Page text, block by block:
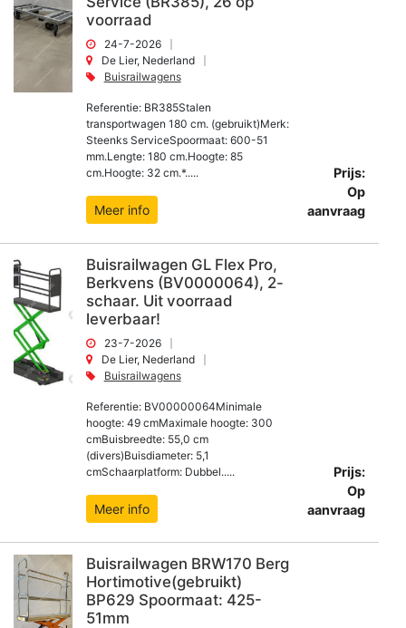
voorraad
24-7-2026
De Lier, Nederland
Buisrailwagens
Referentie: BR385Stalen
transportwagen 180 cm. (gebruikt)Merk:
Steenks ServiceSpoormaat: 600-51
mm.Lengte: 180 cm.Hoogte: 85
cm.Hoogte: 32 cm.*.....
Meer info
Prijs:
Op
aanvraag
Buisrailwagen GL Flex Pro,
Berkvens (BV0000064), 2-
schaar. Uit voorraad
leverbaar!
23-7-2026
De Lier, Nederland
Buisrailwagens
Referentie: BV00000064Minimale
hoogte: 49 cmMaximale hoogte: 300
cmBuisbreedte: 55,0 cm
(divers)Buisdiameter: 5,1
cmSchaarplatform: Dubbel.....
Meer info
Prijs:
Op
aanvraag
Buisrailwagen BRW170 Berg
Hortimotive(gebruikt)
BP629 Spoormaat: 425-
51mm